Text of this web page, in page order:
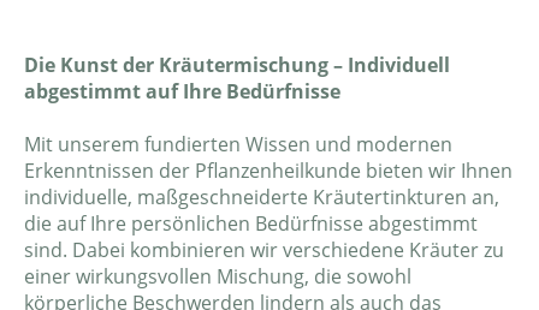
Die Kunst der Kräutermischung – Individuell
abgestimmt auf Ihre Bedürfnisse
Mit unserem fundierten Wissen und modernen
Erkenntnissen der Pflanzenheilkunde bieten wir Ihnen
individuelle, maßgeschneiderte Kräutertinkturen an,
die auf Ihre persönlichen Bedürfnisse abgestimmt
sind. Dabei kombinieren wir verschiedene Kräuter zu
einer wirkungsvollen Mischung, die sowohl
körperliche Beschwerden lindern als auch das